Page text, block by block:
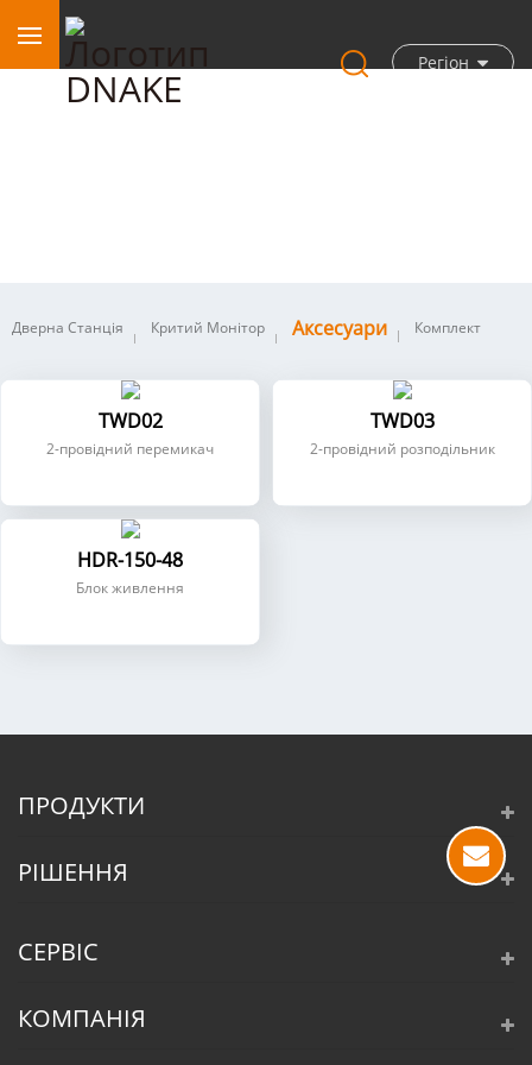
Регіон
Дверна Станція Критий Монітор Аксесуари Комплект
TWD02
2-провідний перемикач
TWD03
2-провідний розподільник
HDR-150-48
Блок живлення
ПРОДУКТИ
РІШЕННЯ
СЕРВІС
КОМПАНІЯ